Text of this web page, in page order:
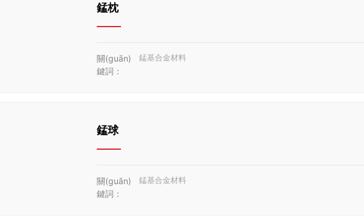
錳枕
關(guān)
鍵詞：
錳基合金材料
錳球
關(guān)
鍵詞：
錳基合金材料